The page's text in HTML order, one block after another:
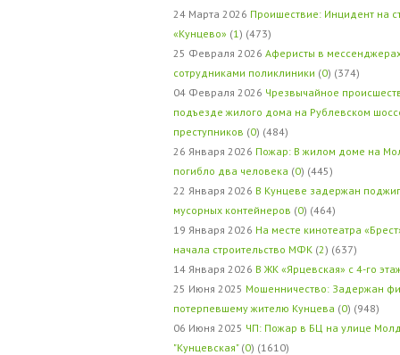
24 Марта 2026 Проишествие: Инцидент на
«Кунцево» (1 ) (473)
25 Февраля 2026 Аферисты в
сотрудниками поликлиники (0) (374)
04 Февраля 2026 Чрезвычайное
подъезде жилого дома на Рублевском
преступников (0) (484)
26 Января 2026 Пожар: В жилом доме на
погибло два человека (0) (445)
22 Января 2026 В Кунцеве задержан
мусорных контейнеров (0) (464)
19 Января 2026 На месте кинотеатра
начала строительство МФК (2) (637)
14 Января 2026 В ЖК «Ярцевская» с 4-го
25 Июня 2025 Мошенничество: Задержан
потерпевшему жителю Кунцева (0) (948)
06 Июня 2025 ЧП: Пожар в БЦ на улице
"Кунцевская" (0) (1610)